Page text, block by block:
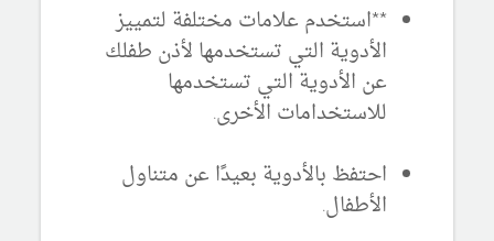
**استخدم علامات مختلفة لتمييز
الأدوية التي تستخدمها لأذن طفلك
عن الأدوية التي تستخدمها
للاستخدامات الأخرى.
احتفظ بالأدوية بعيدًا عن متناول
الأطفال.